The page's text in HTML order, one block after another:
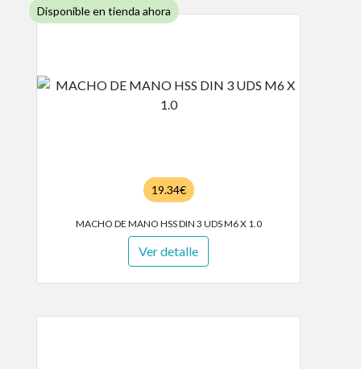
Disponible en tienda ahora
19.34€
MACHO DE MANO HSS DIN 3 UDS M6 X 1.0
Ver detalle